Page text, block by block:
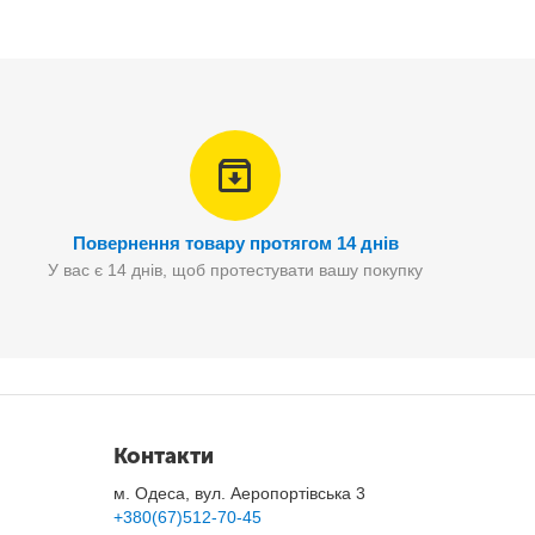
Повернення товару протягом 14 днів
У вас є 14 днів, щоб протестувати вашу покупку
Контакти
м. Одеса, вул. Аеропортівська 3
+380(67)512-70-45